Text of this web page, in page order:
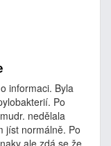
informaci. Byla
Po
nedělala
jíst normálně. Po
ale zdá se že